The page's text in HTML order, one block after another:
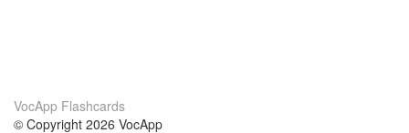
VocApp Flashcards
© Copyright 2026 VocApp